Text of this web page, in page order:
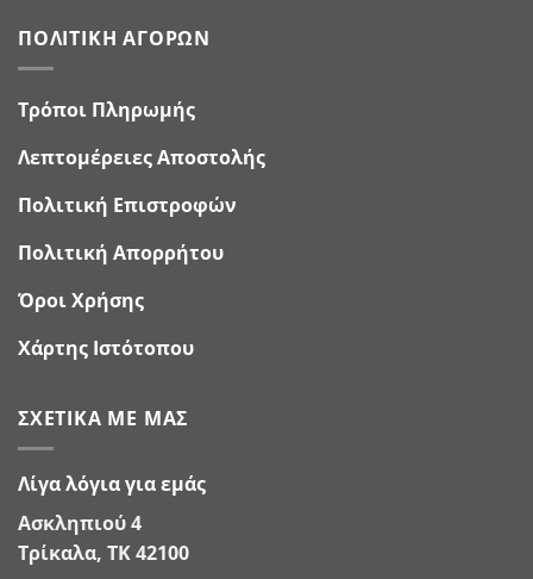
ΠΟΛΙΤΙΚΉ ΑΓΟΡΏΝ
Τρόποι Πληρωμής
Λεπτομέρειες Αποστολής
Πολιτική Επιστροφών
Πολιτική Απορρήτου
Όροι Χρήσης
Χάρτης Ιστότοπου
ΣΧΕΤΙΚΆ ΜΕ ΜΑΣ
Λίγα λόγια για εμάς
Ασκληπιού 4
Τρίκαλα, ΤΚ 42100